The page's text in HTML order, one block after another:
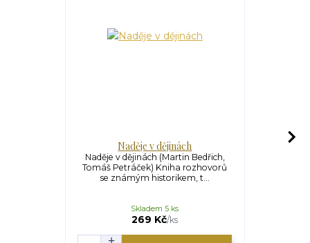
Naděje v dějinách
Naděje v dějinách (Martin Bedřich,
Tomáš Petráček) Kniha rozhovorů
se známým historikem, t...
269 Kč/ks
Skladem 5 ks